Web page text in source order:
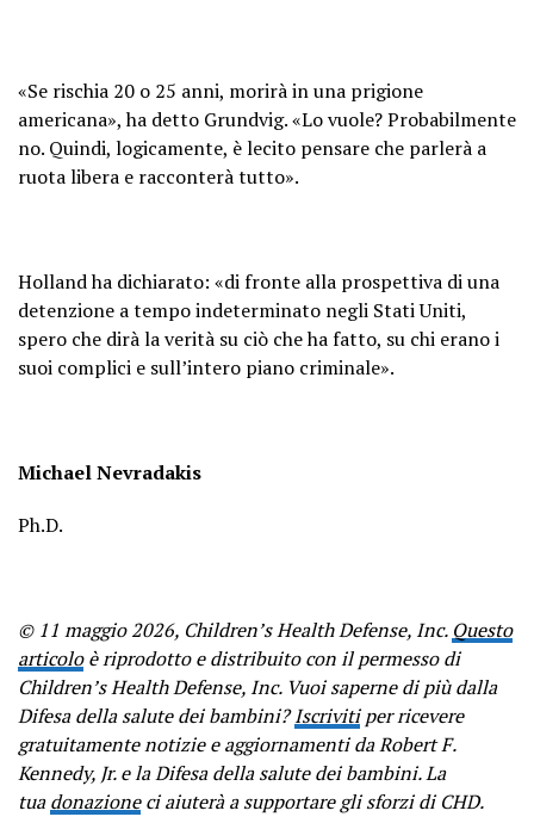
«Se rischia 20 o 25 anni, morirà in una prigione
americana», ha detto Grundvig. «Lo vuole? Probabilmente
no. Quindi, logicamente, è lecito pensare che parlerà a
ruota libera e racconterà tutto».
Holland ha dichiarato: «di fronte alla prospettiva di una
detenzione a tempo indeterminato negli Stati Uniti,
spero che dirà la verità su ciò che ha fatto, su chi erano i
suoi complici e sull’intero piano criminale».
Michael Nevradakis
Ph.D.
© 11 maggio 2026, Children’s Health Defense, Inc. Questo
articoloè riprodotto e distribuito con il permesso di
Children’s Health Defense, Inc. Vuoi saperne di più dalla
Difesa della salute deibambini?Iscrivitiper ricevere
gratuitamente notizie e aggiornamenti da Robert F.
Kennedy, Jr. e la Difesa della salute dei bambini. La
tuadonazioneci aiuterà a supportare gli sforzi di CHD.